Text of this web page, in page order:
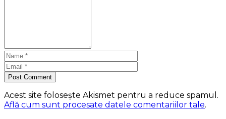
Post Comment
Acest site folosește Akismet pentru a reduce spamul.
Află cum sunt procesate datele comentariilor tale.